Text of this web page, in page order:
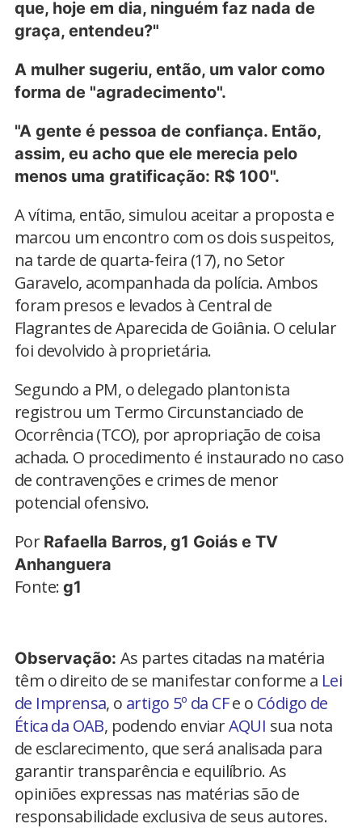
que, hoje em dia, ninguém faz nada de
graça, entendeu?"
A mulher sugeriu, então, um valor como
forma de "agradecimento".
"A gente é pessoa de confiança. Então,
assim, eu acho que ele merecia pelo
menos uma gratificação: R$ 100".
A vítima, então, simulou aceitar a proposta e
marcou um encontro com os dois suspeitos,
na tarde de quarta-feira (17), no Setor
Garavelo, acompanhada da polícia. Ambos
foram presos e levados à Central de
Flagrantes de Aparecida de Goiânia. O celular
foi devolvido à proprietária.
Segundo a PM, o delegado plantonista
registrou um Termo Circunstanciado de
Ocorrência (TCO), por apropriação de coisa
achada. O procedimento é instaurado no caso
de contravenções e crimes de menor
potencial ofensivo.
Por Rafaella Barros, g1 Goiás e TV
Anhanguera
Fonte: g1
Observação: As partes citadas na matéria
têm o direito de se manifestar conforme a Lei
de Imprensa, o artigo 5º da CFe o Código de
Ética da OAB, podendo enviarAQUI sua nota
de esclarecimento, que será analisada para
garantir transparência e equilíbrio. As
opiniões expressas nas matérias são de
responsabilidade exclusiva de seus autores.